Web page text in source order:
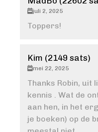
juli 2, 2025
Toppers!
Kim (2149 sats)
mei 22, 2025
Thanks Robin, uit
kennis . Wat de
aan hen, in het
je boeken) op de